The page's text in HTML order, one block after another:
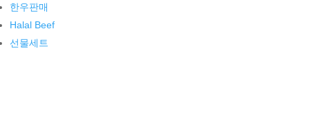
한우판매
Halal Beef
선물세트